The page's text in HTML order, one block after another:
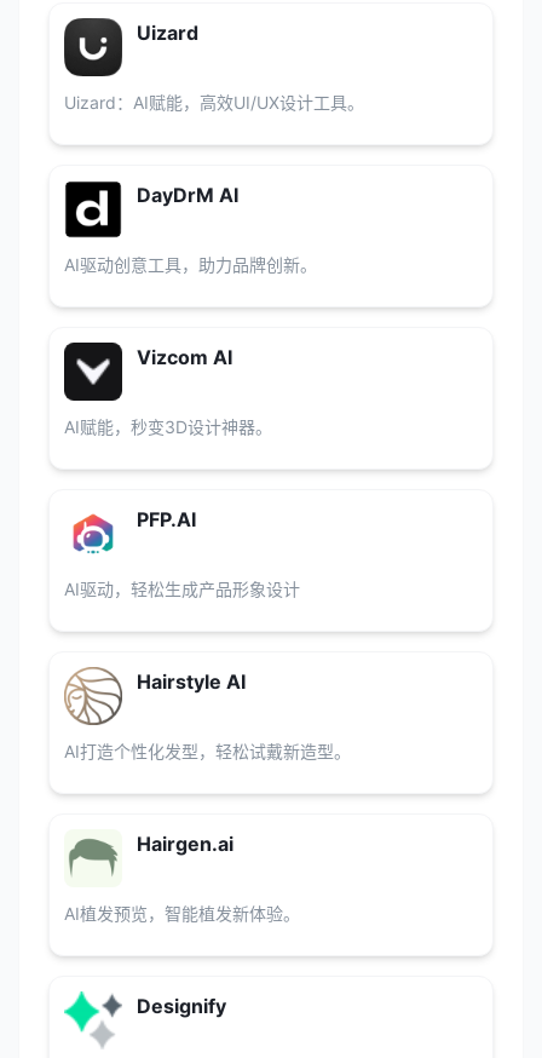
Uizard
Uizard：AI赋能，高效UI/UX设计工具。
DayDrM AI
AI驱动创意工具，助力品牌创新。
Vizcom AI
AI赋能，秒变3D设计神器。
PFP.AI
AI驱动，轻松生成产品形象设计
Hairstyle AI
AI打造个性化发型，轻松试戴新造型。
Hairgen.ai
AI植发预览，智能植发新体验。
Designify